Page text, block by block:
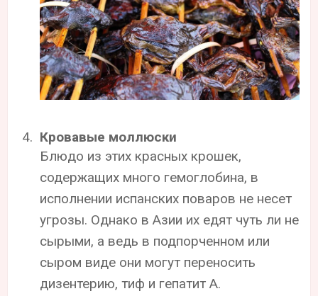
Кровавые моллюски
Блюдо из этих красных крошек,
содержащих много гемоглобина, в
исполнении испанских поваров не несет
угрозы. Однако в Азии их едят чуть ли не
сырыми, а ведь в подпорченном или
сыром виде они могут переносить
дизентерию, тиф и гепатит А.